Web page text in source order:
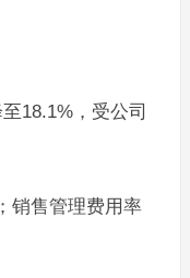
18.1%，受公司
销售管理费用率